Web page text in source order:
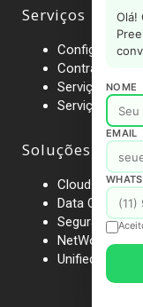
Serviços
Configurações
Contrato de
Serviços
Serviços
Soluções
Cloud
Data Center
Segurança de
NetWorking
Unified
Olá!
NOME
EMAIL